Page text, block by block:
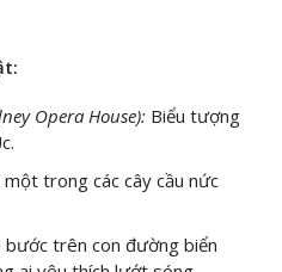
Opera House): Biểu tượng
một trong các cây cầu nức
bước trên con đường biển